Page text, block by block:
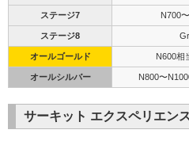
ステージ7 N700
ステージ8
オールゴールド N600相
オールシルバー N800〜
サーキット エクスペリエン